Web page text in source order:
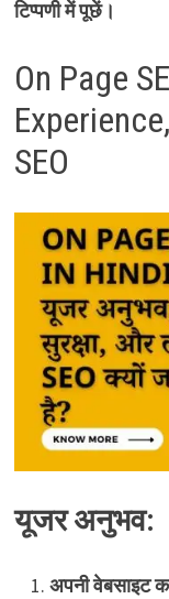
टिप्पणी में पूछें।
On Page
SEO
यूजर अनुभव:
अपनी वेबसाइट